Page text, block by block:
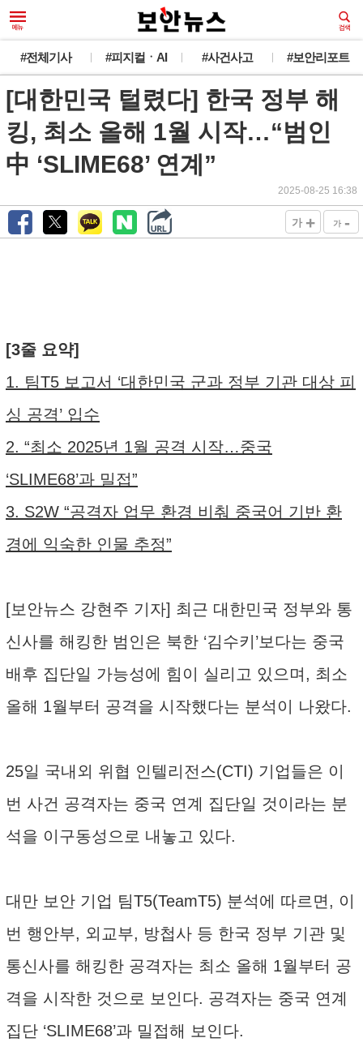
#전체기사 #피지컬ㆍAI #사건사고 #보안리포트
[대한민국 털렸다] 한국 정부 해
킹, 최소 올해 1월 시작…“범인
中 ‘SLIME68’ 연계”
2025-08-25 16:38
가 + 가 -
[3줄 요약]
1. 팀T5 보고서 ‘대한민국 군과 정부 기관 대상 피
싱 공격’ 입수
2. “최소 2025년 1월 공격 시작…중국
‘SLIME68’과 밀접”
3. S2W “공격자 업무 환경 비춰 중국어 기반 환
경에 익숙한 인물 추정”
[보안뉴스 강현주 기자] 최근 대한민국 정부와 통
신사를 해킹한 범인은 북한 ‘김수키’보다는 중국
배후 집단일 가능성에 힘이 실리고 있으며, 최소
올해 1월부터 공격을 시작했다는 분석이 나왔다.
25일 국내외 위협 인텔리전스(CTI) 기업들은 이
번 사건 공격자는 중국 연계 집단일 것이라는 분
석을 이구동성으로 내놓고 있다.
대만 보안 기업 팀T5(TeamT5) 분석에 따르면, 이
번 행안부, 외교부, 방첩사 등 한국 정부 기관 및
통신사를 해킹한 공격자는 최소 올해 1월부터 공
격을 시작한 것으로 보인다. 공격자는 중국 연계
집단 ‘SLIME68’과 밀접해 보인다.